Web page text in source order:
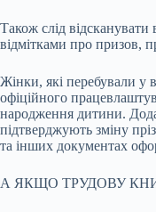
Також слід відсканувати
відмітками про призов,
Жінки, які перебували у
офіційного
народження дитини.
підтверджують зміну
та інших документах
А ЯКЩО ТРУДОВУ